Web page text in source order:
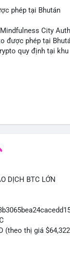
phép tại Bhután
City
được phép tại
quy định tại
DỊCH BTC LỚN
(theo thị giá